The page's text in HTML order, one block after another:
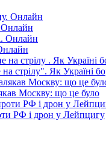
Онлайн
стрілу". Як Україні
Москву: що це було
РФ і дрон у Лейпцигу